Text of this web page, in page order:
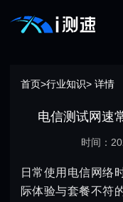
首页>行业知识> 详情
电信测试网速
时间：
日常使用电信网络
际体验与套餐不符